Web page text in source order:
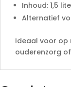
Inhoud: 1,5
Alternatief
Ideaal voor op
ouderenzorg